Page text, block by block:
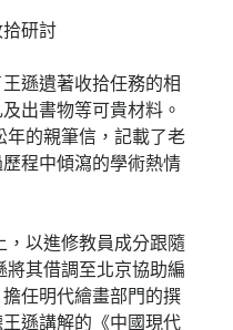
研討
遜遺著收拾任務的相
出書物等可貴材料。
年的親筆信，記載了老
程中傾瀉的學術熱情
，以進修教員成分跟隨
其借調至北京協助編
任明代繪畫部門的撰
遜講解的《中國現代